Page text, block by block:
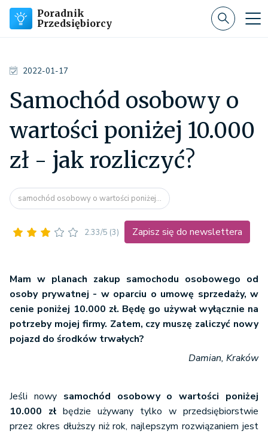
Poradnik
Przedsiębiorcy
2022-01-17
Samochód osobowy o
wartości poniżej 10.000
zł - jak rozliczyć?
samochód osobowy o wartości poniżej...
2.33/5 (3) Zapisz się do newslettera
Mam w planach zakup samochodu osobowego od
osoby prywatnej - w oparciu o umowę sprzedaży, w
cenie poniżej 10.000 zł. Będę go używał wyłącznie na
potrzeby mojej firmy. Zatem, czy muszę zaliczyć nowy
pojazd do środków trwałych?
Damian, Kraków
Jeśli nowy samochód osobowy o wartości poniżej
10.000 zł będzie używany tylko w przedsiębiorstwie
przez okres dłuższy niż rok, najlepszym rozwiązaniem jest